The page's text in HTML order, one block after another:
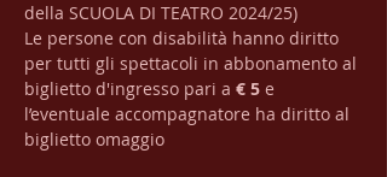
della SCUOLA DI TEATRO 2024/25)
Le persone con disabilità hanno diritto
per tutti gli spettacoli in abbonamento al
biglietto d'ingresso pari a € 5 e
l’eventuale accompagnatore ha diritto al
biglietto omaggio